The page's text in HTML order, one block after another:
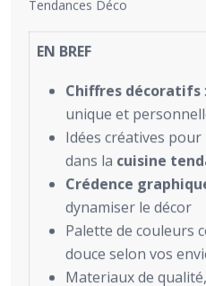
Tendances Déco
EN BREF
Chiffres décoratifs
unique et
Idées créatives
dans la cuisine
Crédence
dynamiser le décor
Palette de couleurs
douce selon vos
Materiaux de